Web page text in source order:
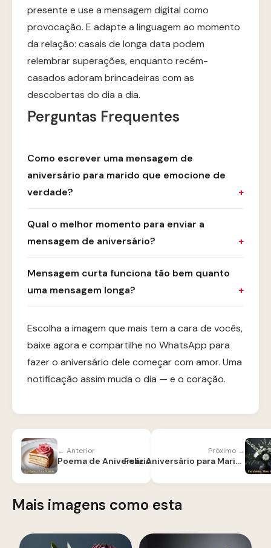
presente e use a mensagem digital como
provocação. E adapte a linguagem ao momento
da relação: casais de longa data podem
relembrar superações, enquanto recém-
casados adoram brincadeiras com as
descobertas do dia a dia.
Perguntas Frequentes
Como escrever uma mensagem de
aniversário para marido que emocione de
verdade?
Qual o melhor momento para enviar a
mensagem de aniversário?
Mensagem curta funciona tão bem quanto
uma mensagem longa?
Escolha a imagem que mais tem a cara de vocês,
baixe agora e compartilhe no WhatsApp para
fazer o aniversário dele começar com amor. Uma
notificação assim muda o dia — e o coração.
← Anterior
Poema de Aniversário para Mãe
Próximo →
Feliz Aniversário para Marido
Mais imagens como esta